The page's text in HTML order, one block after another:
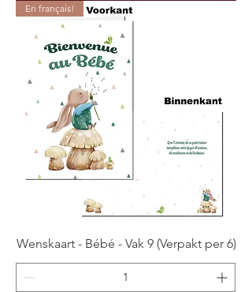
En français!
Wenskaart - Bébé - Vak 9 (Verpakt per 6)